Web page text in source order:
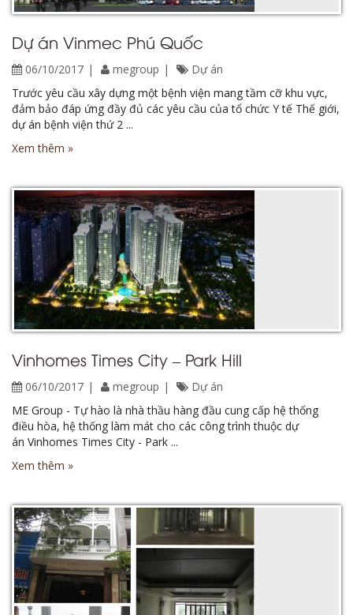
Dự án Vinmec Phú Quốc
06/10/2017 megroup
Dự án
Trước yêu cầu xây dựng một bệnh viện mang tầm cỡ khu vực,
đảm bảo đáp ứng đầy đủ các yêu cầu của tổ chức Y tế Thế giới,
dự án bệnh viện thứ 2 ...
Xem thêm »
Vinhomes Times City – Park Hill
06/10/2017 megroup
Dự án
ME Group - Tự hào là nhà thầu hàng đầu cung cấp hệ thống
điều hòa, hệ thống làm mát cho các công trình thuộc dự
án Vinhomes Times City - Park ...
Xem thêm »